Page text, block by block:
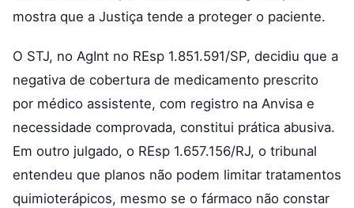
mostra que a Justiça tende a proteger o paciente.
O STJ, no AgInt no REsp 1.851.591/SP, decidiu que a
negativa de cobertura de medicamento prescrito
por médico assistente, com registro na Anvisa e
necessidade comprovada, constitui prática abusiva.
Em outro julgado, o REsp 1.657.156/RJ, o tribunal
entendeu que planos não podem limitar tratamentos
quimioterápicos, mesmo se o fármaco não constar